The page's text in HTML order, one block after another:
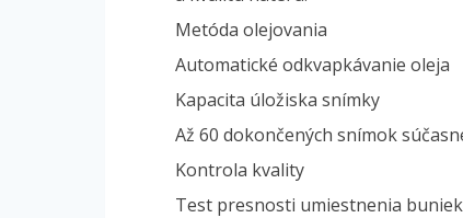
Metóda olejovania
Automatické odkvapkávanie oleja
Kapacita úložiska snímky
Až 60 dokončených snímok
Kontrola kvality
Test presnosti umiestnenia